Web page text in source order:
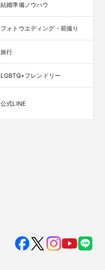
結婚準備ノウハウ
フォトウエディング・前撮り
旅行
LGBTQ+フレンドリー
公式LINE